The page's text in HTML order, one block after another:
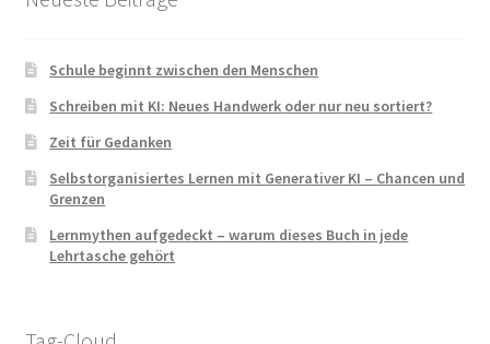
Schule beginnt zwischen den Menschen
Schreiben mit KI: Neues Handwerk oder nur neu sortiert?
Zeit für Gedanken
Selbstorganisiertes Lernen mit Generativer KI – Chancen und
Grenzen
Lernmythen aufgedeckt – warum dieses Buch in jede
Lehrtasche gehört